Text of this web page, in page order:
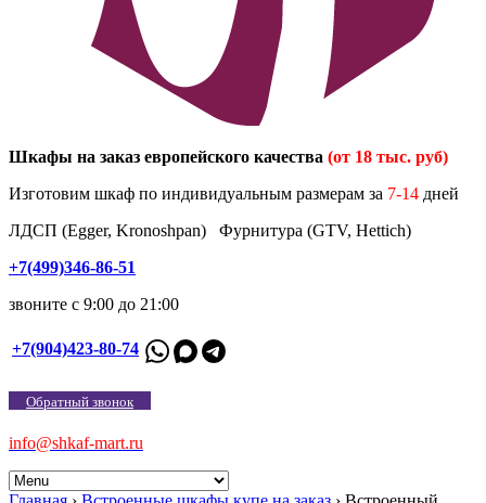
Шкафы на заказ европейского качества (от 18 тыс. руб)
Изготовим шкаф по индивидуальным размерам за 7-14 дней
ЛДСП (Egger, Kronoshpan) Фурнитура (GTV, Hettich)
+7(499)346-86-51
звоните с 9:00 до 21:00
+7(904)423-80-74
Обратный звонок
info@shkaf-mart.ru